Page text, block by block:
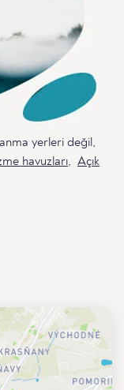
yerleri değil,
havuzları, Açık